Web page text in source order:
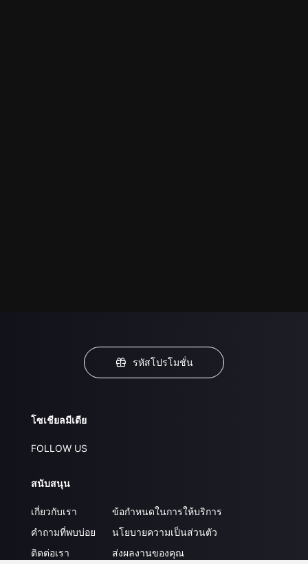
รหัสโปรโมชั่น
โซเชียลมีเดีย
FOLLOW US
สนับสนุน
เกี่ยวกับเรา
คำถามที่พบบ่อย
ติดต่อเรา
ข้อกำหนดในการให้บริการ
นโยบายความเป็นส่วนตัว
ส่งผลงานของคุณ